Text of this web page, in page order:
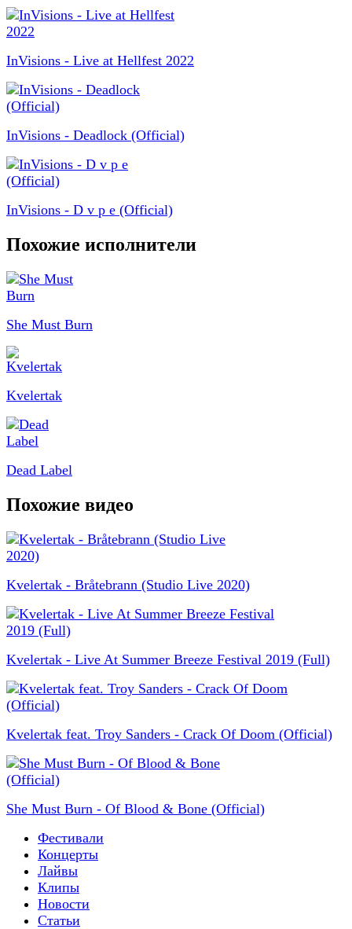
InVisions - Live at Hellfest 2022
InVisions - Deadlock (Official)
InVisions - D v p e (Official)
Похожие исполнители
She Must Burn
Kvelertak
Dead Label
Похожие видео
Kvelertak - Bråtebrann (Studio Live 2020)
Kvelertak - Live At Summer Breeze Festival 2019 (Full)
Kvelertak feat. Troy Sanders - Crack Of Doom (Official)
She Must Burn - Of Blood & Bone (Official)
Фестивали
Концерты
Лайвы
Клипы
Новости
Статьи